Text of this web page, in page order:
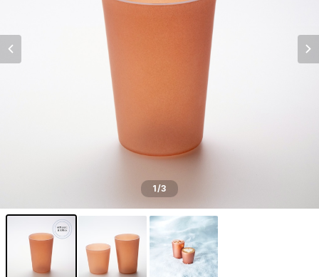
1/3